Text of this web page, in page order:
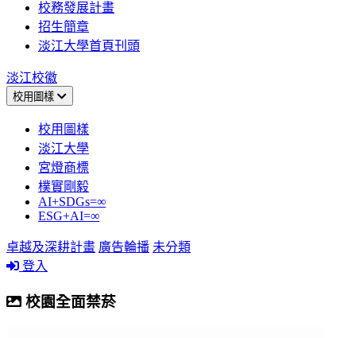
校務發展計畫
招生簡章
淡江大學首頁刊頭
淡江校徽
校用圖樣
校用圖樣
淡江大學
宮燈商標
樸實剛毅
AI+SDGs=∞
ESG+AI=∞
卓越及深耕計畫 廣告輪播 未分類
登入
校園全面禁菸